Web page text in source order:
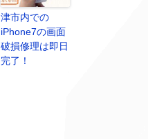
津市内での
iPhone7の画面
破損修理は即日
完了！